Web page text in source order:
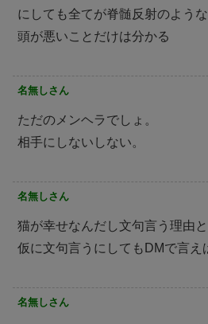
にしても全てが脊髄反射のよう
頭が悪いことだけは分かる
名無しさん
ただのメンヘラでしょ。
相手にしないしない。
名無しさん
猫が幸せなんだし文句言う理由と
仮に文句言うにしてもDMで言え
名無しさん